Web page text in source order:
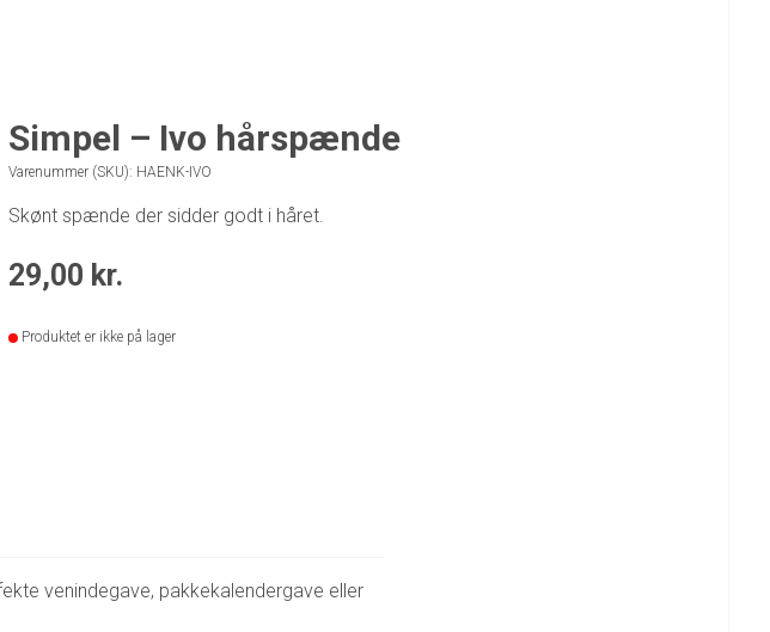
Simpel – Ivo hårspænde
Varenummer (SKU): HAENK-IVO
Skønt spænde der sidder godt i håret.
29,00 kr.
Produktet er ikke på lager
venindegave, pakkekalendergave eller